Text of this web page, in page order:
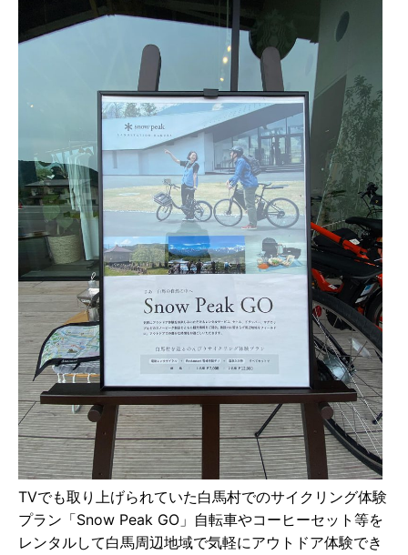
TVでも取り上げられていた⽩⾺村でのサイクリング体験
プラン「Snow Peak GO」⾃転⾞やコーヒーセット等を
レンタルして⽩⾺周辺地域で気軽にアウトドア体験でき